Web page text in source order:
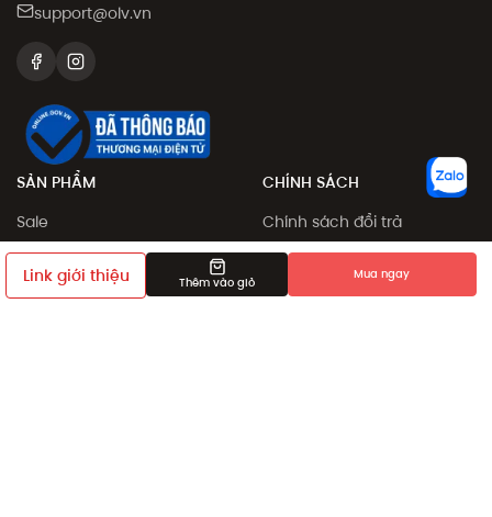
Link giới thiệu Thêm vào giỏ
Mua ngay
support@olv.vn
SẢN PHẨM
Sale
Sản phẩm
Collection
CHÍNH SÁCH
Chính sách đổi trả
Chính sách đặt và giao